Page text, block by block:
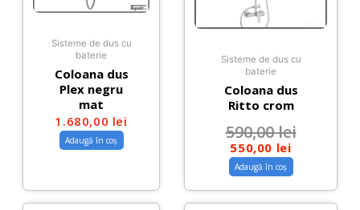
Sisteme de dus cu
baterie
Coloana dus
Plex negru
mat
1.680,00 lei
Adaugă în coș
Sisteme de dus cu
baterie
Coloana dus
Ritto crom
590,00lei
550,00 lei
Adaugă în coș